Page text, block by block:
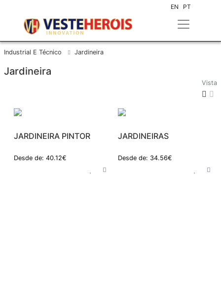
EN PT
Industrial E Técnico Jardineira
Jardineira
Vista
JARDINEIRA PINTOR
Desde de: 40.12€
JARDINEIRAS
Desde de: 34.56€